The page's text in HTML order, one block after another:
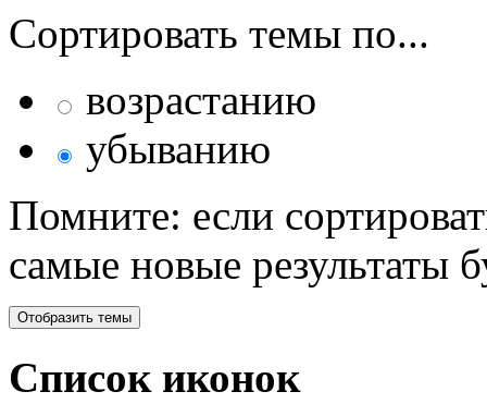
Сортировать темы по...
возрастанию
убыванию
Помните: если
самые новые результаты
Список иконок